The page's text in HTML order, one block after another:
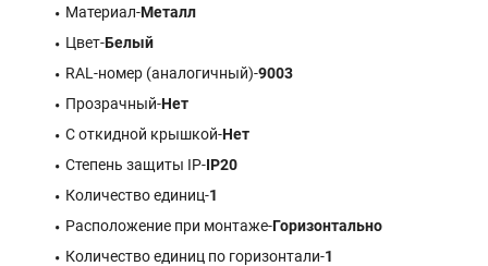
Материал-Металл
Цвет-Белый
RAL-номер (аналогичный)-9003
Прозрачный-Нет
С откидной крышкой-Нет
Степень защиты IP-IP20
Количество единиц-1
Расположение при монтаже-Горизонтально
Количество единиц по горизонтали-1